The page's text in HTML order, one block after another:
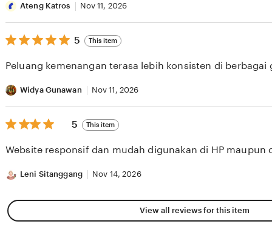
Ateng Katros Nov 11, 2026
5
out
5
5 This item
Peluang kemenangan terasa lebih konsisten di berbagai
Widya Gunawan Nov 11, 2026
5
out
5
5 This item
Website responsif dan mudah digunakan di HP maupun
Leni Sitanggang Nov 14, 2026
View all reviews for this item